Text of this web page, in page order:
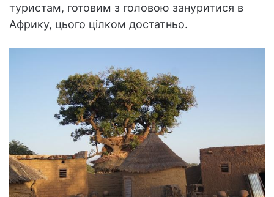
туристам, готовим з головою зануритися в
Африку, цього цілком достатньо.